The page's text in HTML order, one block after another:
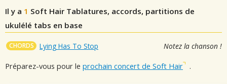
Il y a 1 Soft Hair Tablatures, accords, partitions de
ukulélé tabs en base
CHORDS Lying Has To Stop Notez la chanson !
Préparez-vous pour le prochain concert de Soft Hair .